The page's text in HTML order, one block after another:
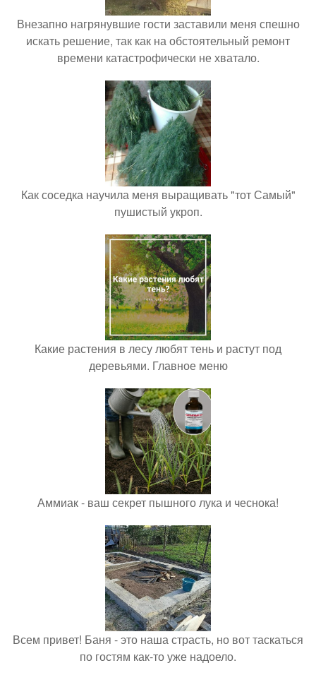
Внезапно нагрянувшие гости заставили меня спешно
искать решение, так как на обстоятельный ремонт
времени катастрофически не хватало.
Как соседка научила меня выращивать "тот Самый"
пушистый укроп.
Какие растения в лесу любят тень и растут под
деревьями. Главное меню
Аммиак - ваш секрет пышного лука и чеснока!
Всем привет! Баня - это наша страсть, но вот таскаться
по гостям как-то уже надоело.